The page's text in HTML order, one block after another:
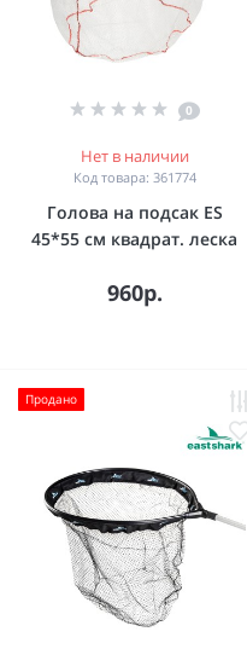
0
Нет в наличии
Код товара: 361774
Голова на подсак ES
45*55 см квадрат. леска
960р.
Продано